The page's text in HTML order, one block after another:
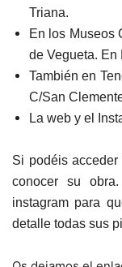
Triana.
En los Museos
de Vegueta. En
También en
C/San
La web y el
Si podéis
conocer su
instagram para
detalle todas sus